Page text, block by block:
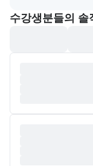
포폴&후기
수강생분들의 솔